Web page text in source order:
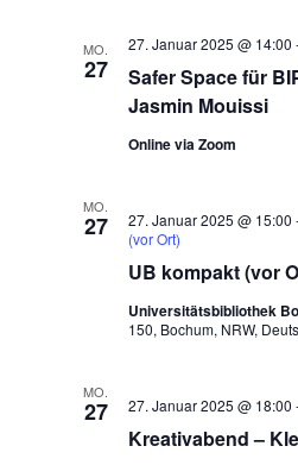
MO.
27
Safer Space für
Jasmin Mouissi
27. Januar 2025 @ 14:00
Online via Zoom
MO.
27
UB kompakt (vor
27. Januar 2025 @ 15:00
(vor Ort)
Universitätsbibliothek
150, Bochum, NRW,
MO.
27
Kreativabend –
27. Januar 2025 @ 18:00